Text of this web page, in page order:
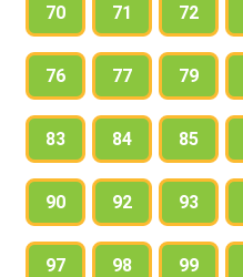
70 71 72
76 77 79
83 84 85
90 92 93
97 98 99